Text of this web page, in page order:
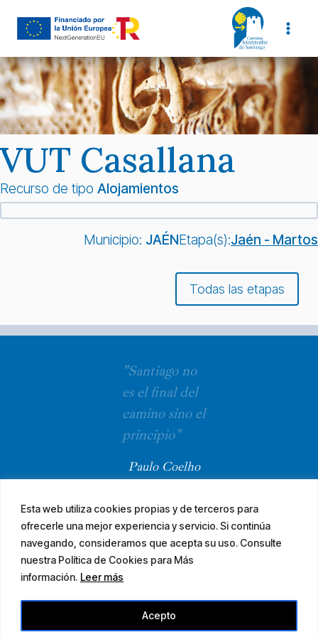
Esta web utiliza cookies propias y de terceros para
ofrecerle una mejor experiencia y servicio. Si continúa
navegando, consideramos que acepta su uso. Consulte
nuestra Política de Cookies para Más
información. Leer más
Acepto
VUT Casallana
Recurso de tipo Alojamientos
Municipio: JAÉNEtapa(s):Jaén - Martos
Todas las etapas
"Santiago no
es el final del
camino sino el
principio"
Paulo Coelho
© 2026 El Camino Mozárabe de Santiago · diseña
Accesibilidad